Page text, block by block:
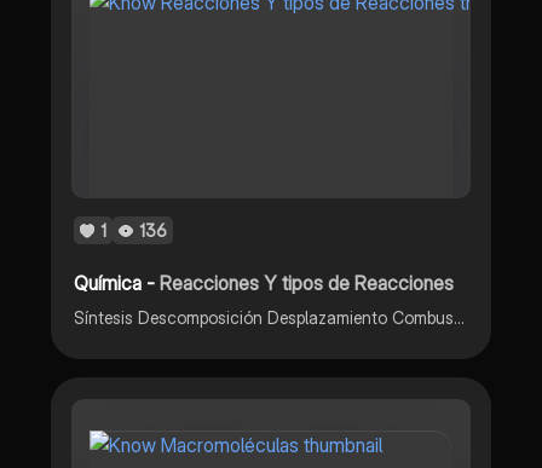
1 136
Química -Reacciones Y tipos de Reacciones
Síntesis Descomposición Desplazamiento Combustión Ácido-base